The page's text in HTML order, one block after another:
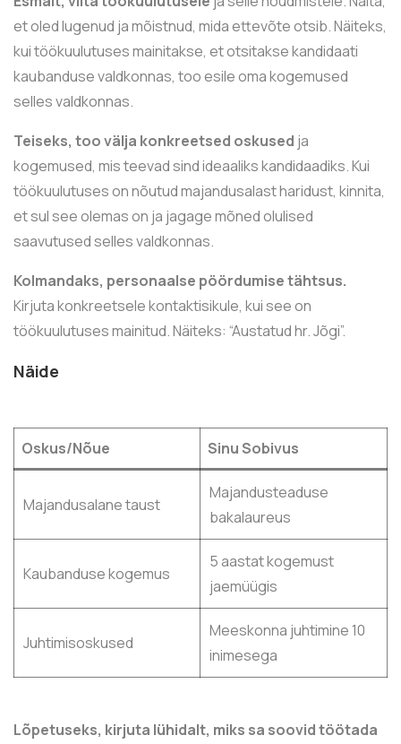
et oled lugenud ja mõistnud, mida ettevõte otsib. Näiteks,
kui töökuulutuses mainitakse, et otsitakse kandidaati
kaubanduse valdkonnas, too esile oma kogemused
selles valdkonnas.
Teiseks, too välja konkreetsed oskused ja
kogemused, mis teevad sind ideaaliks kandidaadiks. Kui
töökuulutuses on nõutud majandusalast haridust, kinnita,
et sul see olemas on ja jagage mõned olulised
saavutused selles valdkonnas.
Kolmandaks, personaalse pöördumise tähtsus.
Kirjuta konkreetsele kontaktisikule, kui see on
töökuulutuses mainitud. Näiteks: “Austatud hr. Jõgi”.
Näide
Oskus/Nõue Sinu Sobivus
Majandusalane taust
Majandusteaduse
bakalaureus
Kaubanduse kogemus
5 aastat kogemust
jaemüügis
Juhtimisoskused
Meeskonna juhtimine 10
inimesega
Lõpetuseks, kirjuta lühidalt, miks sa soovid töötada